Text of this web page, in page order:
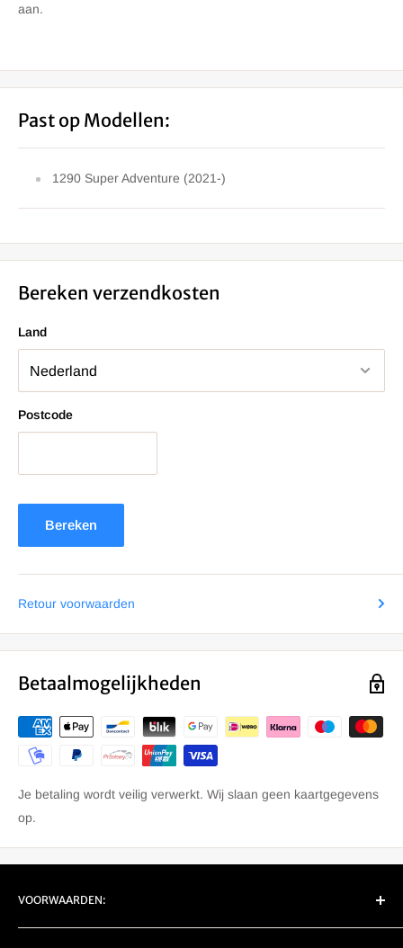
aan.
Past op Modellen:
1290 Super Adventure (2021-)
Bereken verzendkosten
Land
Postcode
Bereken
Retour voorwaarden
Betaalmogelijkheden
Je betaling wordt veilig verwerkt. Wij slaan geen kaartgegevens
op.
VOORWAARDEN:
EU Retour/ Garantie